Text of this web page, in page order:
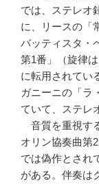
では、ステレオ
に、リースの「
バッティスタ・
第1番」（旋律
に転用されてい
ガニーニの「ラ
ていて、ステレ
音質を重視す
オリン協奏曲第
では偽作とされ
がある。伴奏は